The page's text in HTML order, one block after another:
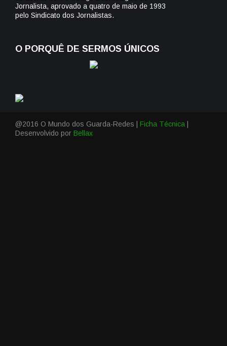
Jornalista, aprovado a quatro de maio de 1993
pelo Sindicato dos Jornalistas.
O PORQUÊ DE SERMOS ÚNICOS
@2016 O Mundo dos Guarda-Redes | Ficha Técnica
Desenvolvido por Bellax